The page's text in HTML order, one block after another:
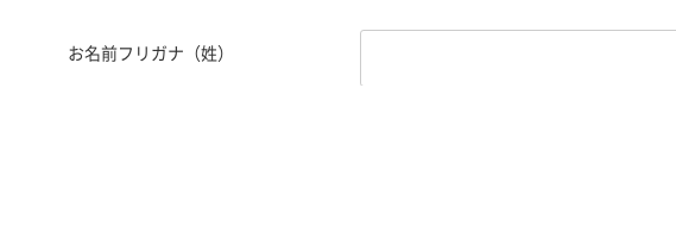
お名前フリガナ（姓）